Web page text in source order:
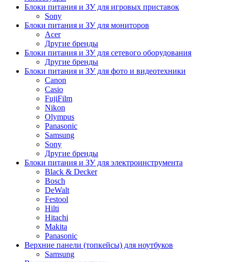
Блоки питания и ЗУ для игровых приставок
Sony
Блоки питания и ЗУ для мониторов
Acer
Другие бренды
Блоки питания и ЗУ для сетевого оборудования
Другие бренды
Блоки питания и ЗУ для фото и видеотехники
Canon
Casio
FujiFilm
Nikon
Olympus
Panasonic
Samsung
Sony
Другие бренды
Блоки питания и ЗУ для электроинструмента
Black & Decker
Bosch
DeWalt
Festool
Hilti
Hitachi
Makita
Panasonic
Верхние панели (топкейсы) для ноутбуков
Samsung